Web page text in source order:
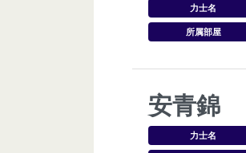
力士名
所属部屋
安青錦
力士名